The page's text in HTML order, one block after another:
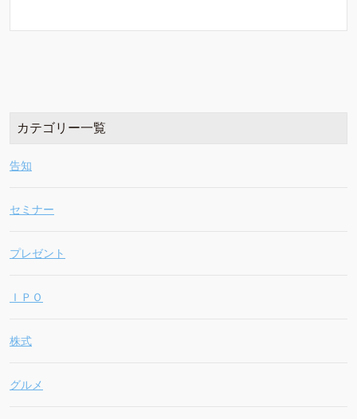
カテゴリー一覧
告知
セミナー
プレゼント
ＩＰＯ
株式
グルメ